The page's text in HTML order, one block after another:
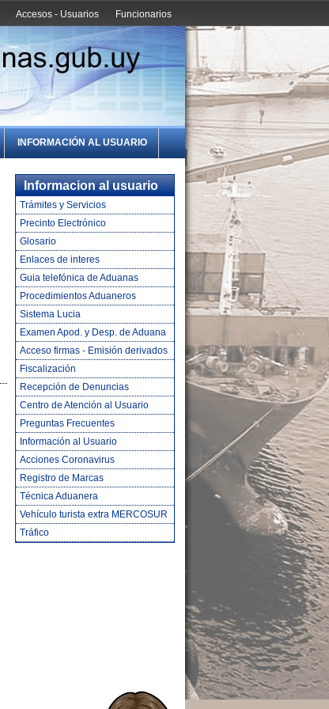
Funcionarios
Accesos - Usuarios
INFORMACIÓN AL USUARIO
Informacion al usuario
Trámites y Servicios
Precinto Electrónico
Glosario
Enlaces de interes
Guia telefónica de Aduanas
Procedimientos Aduaneros
Sistema Lucia
Examen Apod. y Desp. de Aduana
Acceso firmas - Emisión derivados
Fiscalización
Recepción de Denuncias
Centro de Atención al Usuario
Preguntas Frecuentes
Información al Usuario
Acciones Coronavirus
Registro de Marcas
Técnica Aduanera
Vehículo turista extra MERCOSUR
Tráfico